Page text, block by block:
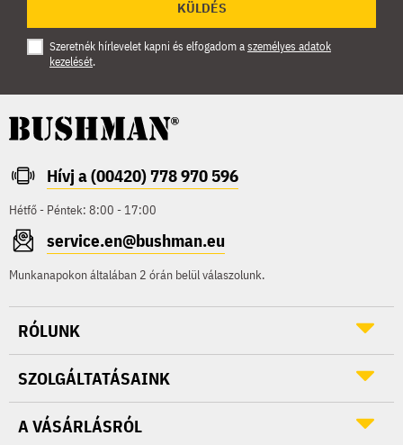
KÜLDÉS
Szeretnék hírlevelet kapni és elfogadom aszemélyes adatok
kezelését.
Hívj a (00420) 778 970 596
Hétfő - Péntek: 8:00 - 17:00
service.en@bushman.eu
Munkanapokon általában 2 órán belül válaszolunk.
RÓLUNK
SZOLGÁLTATÁSAINK
A VÁSÁRLÁSRÓL